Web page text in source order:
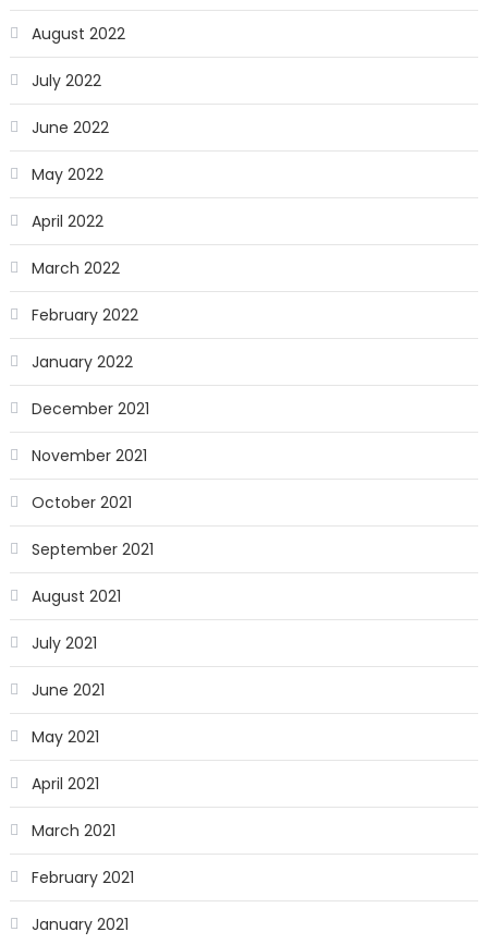
August 2022
July 2022
June 2022
May 2022
April 2022
March 2022
February 2022
January 2022
December 2021
November 2021
October 2021
September 2021
August 2021
July 2021
June 2021
May 2021
April 2021
March 2021
February 2021
January 2021